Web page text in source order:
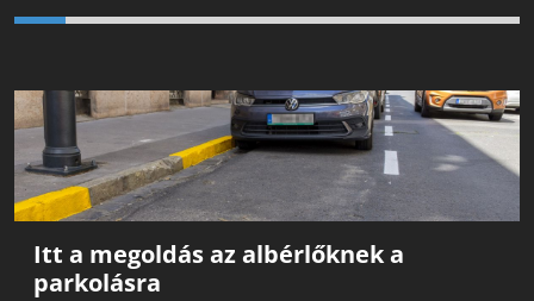
Itt a megoldás az albérlőknek a
parkolásra